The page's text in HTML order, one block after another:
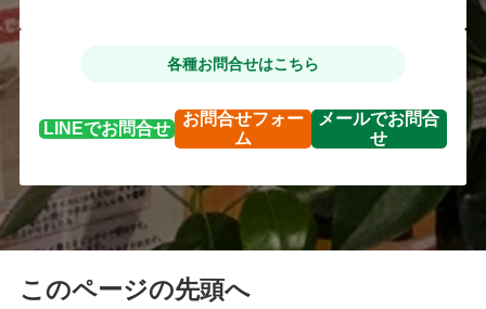
各種お問合せはこちら
LINEでお問合せ
お問合せフォー
ム
メールでお問合
せ
このページの先頭へ